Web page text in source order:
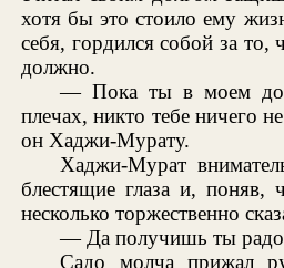
хотя бы это стоило ему
себя, гордился собой за то,
должно.
— Пока ты в моем
плечах, никто тебе ничего
он Хаджи-Мурату.
Хаджи-Мурат
блестящие глаза и, поняв,
несколько торжественно
— Да получишь ты
Садо молча прижал